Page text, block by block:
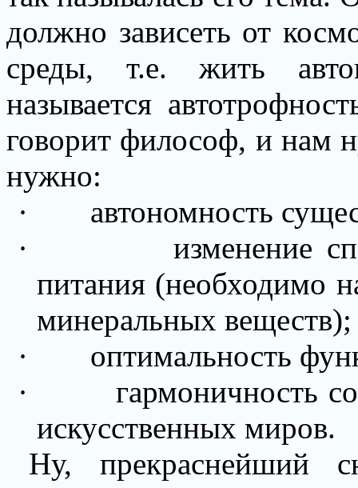
должно зависеть от
среды, т.е. жить
называется
говорит философ, и нам
нужно:
·
автономность
·
изменение
питания (необходимо
минеральных веществ);
·
оптимальность
·
гармоничность
искусственных миров.
Ну, прекраснейший